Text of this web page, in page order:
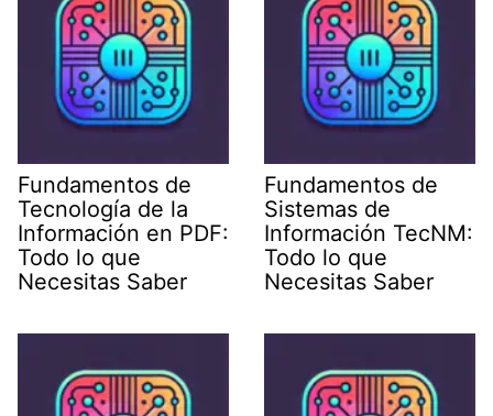
Fundamentos de
Tecnología de la
Información en PDF:
Todo lo que
Necesitas Saber
Fundamentos de
Sistemas de
Información TecNM:
Todo lo que
Necesitas Saber